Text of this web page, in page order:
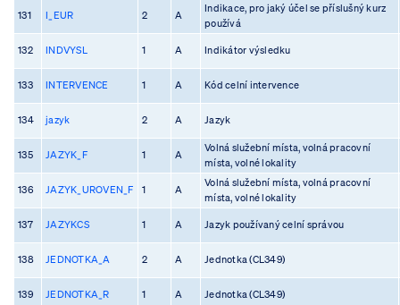
131 I_EUR 2 A
Indikace, pro jaký účel se příslušný kurz
používá
132 INDVYSL 1 A Indikátor výsledku
133 INTERVENCE 1 A Kód celní intervence
134 jazyk 2 A Jazyk
135 JAZYK_F 1 A
Volná služební místa, volná pracovní
místa, volné lokality
136 JAZYK_UROVEN_F 1 A
Volná služební místa, volná pracovní
místa, volné lokality
137 JAZYKCS 1 A Jazyk používaný celní správou
138 JEDNOTKA_A 2 A Jednotka (CL349)
139 JEDNOTKA_R 1 A Jednotka (CL349)